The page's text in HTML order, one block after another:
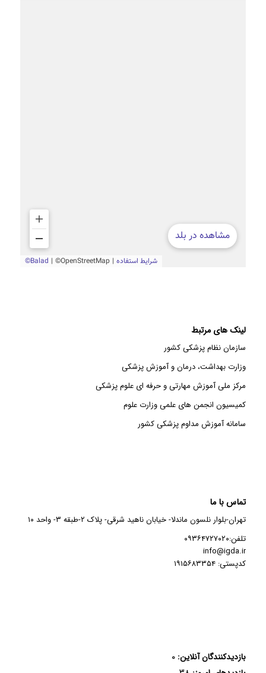
لینک های مرتبط
سازمان نظام پزشکی کشور
وزارت بهداشت، درمان و آموزش پزشکی
مرکز ملی آموزش مهارتی و حرفه ای علوم پزشکی
کمیسیون انجمن های علمی وزارت علوم
سامانه آموزش مداوم پزشکی کشور
تماس با ما
تهران-بلوار نلسون ماندلا- خیابان ناهید شرقی- پلاک ۲-طبقه ۳- واحد ۱۰
تلفن:۰۹۳۶۴۷۲۷۰۲۰
info@igda.ir
کدپستی: ۱۹۱۵۶۸۳۳۵۴
بازدیدکنندگان آنلاین: ۰